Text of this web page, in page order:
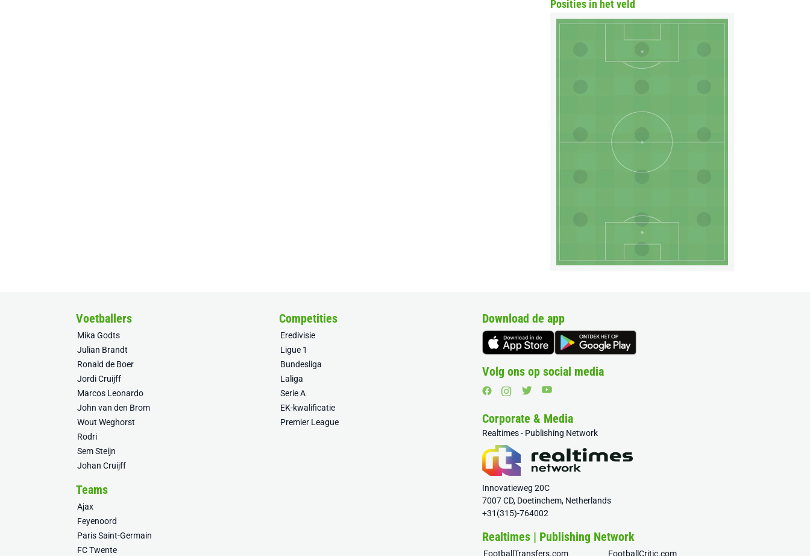
Posities in het veld
Voetballers
Mika Godts
Julian Brandt
Ronald de Boer
Jordi Cruijff
Marcos Leonardo
John van den Brom
Wout Weghorst
Rodri
Sem Steijn
Johan Cruijff
Competities
Eredivisie
Ligue 1
Bundesliga
Laliga
Serie A
EK-kwalificatie
Premier League
Teams
Ajax
Feyenoord
Paris Saint-Germain
FC Twente
Download de app
Volg ons op social media
Corporate & Media
Realtimes - Publishing Network
Innovatieweg 20C
7007 CD, Doetinchem, Netherlands
+31(315)-764002
Realtimes | Publishing Network
FootballTransfers.com FootballCritic.com